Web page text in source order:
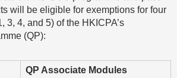
will be eligible for exemptions for four
3, 4, and 5) of the HKICPA’s
(QP):
QP Associate Modules